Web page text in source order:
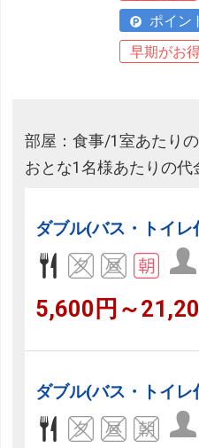
ポイン
早期がお
部屋：食事/1室あたり
おとな1名様あたりの代
ダブル(バス・トイレ
5,600円～
ダブル(バス・トイレ